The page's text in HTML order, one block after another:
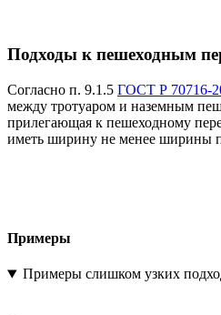
Подходы к пешеходным
Согласно п. 9.1.5 ГОСТ Р 70716-
между тротуаром и наземным
прилегающая к пешеходному
иметь ширину не менее ширины
Примеры
Примеры слишком узких